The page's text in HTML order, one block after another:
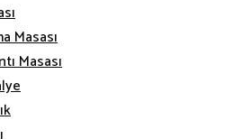
Masası
Masası